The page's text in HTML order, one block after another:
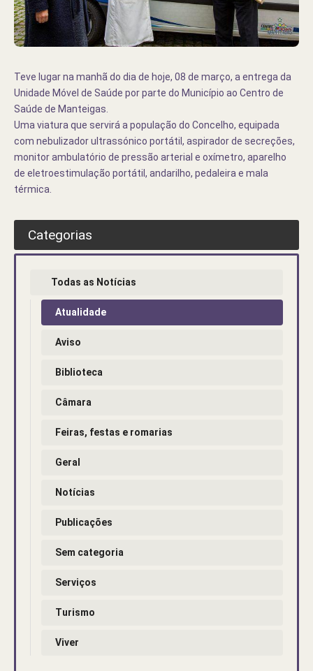
Teve lugar na manhã do dia de hoje, 08 de março, a entrega da
Unidade Móvel de Saúde por parte do Município ao Centro de
Saúde de Manteigas.
Uma viatura que servirá a população do Concelho, equipada
com nebulizador ultrassónico portátil, aspirador de secreções,
monitor ambulatório de pressão arterial e oxímetro, aparelho
de eletroestimulação portátil, andarilho, pedaleira e mala
térmica.
Categorias
Todas as Notícias
Atualidade
Aviso
Biblioteca
Câmara
Feiras, festas e romarias
Geral
Notícias
Publicações
Sem categoria
Serviços
Turismo
Viver